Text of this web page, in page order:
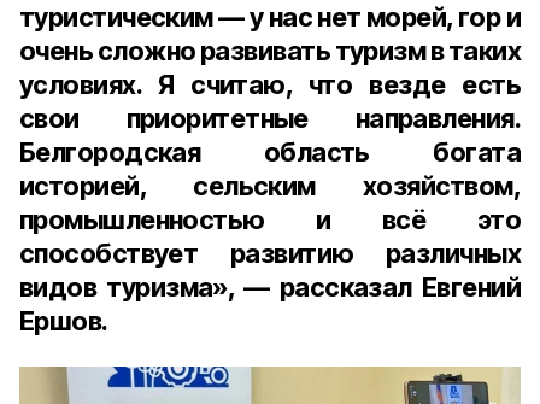
туристическим — у нас нет морей, гор и
очень сложно развивать туризм в таких
условиях. Я считаю, что везде есть
свои приоритетные направления.
Белгородская область богата
историей, сельским хозяйством,
промышленностью и всё это
способствует развитию различных
видов туризма», — рассказал Евгений
Ершов.